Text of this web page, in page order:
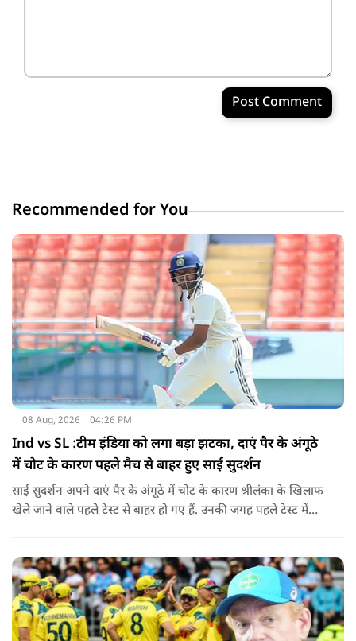
Post Comment
Recommended for You
08 Aug, 2026 04:26 PM
Ind vs SL :टीम इंडिया को लगा बड़ा झटका, दाएं पैर के अंगूठे
में चोट के कारण पहले मैच से बाहर हुए साई सुदर्शन
साई सुदर्शन अपने दाएं पैर के अंगूठे में चोट के कारण श्रीलंका के खिलाफ
खेले जाने वाले पहले टेस्ट से बाहर हो गए हैं. उनकी जगह पहले टेस्ट में